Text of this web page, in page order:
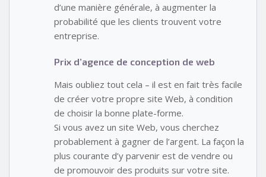
d’une manière générale, à augmenter la
probabilité que les clients trouvent votre
entreprise.
Prix d’agence de conception de web
Mais oubliez tout cela – il est en fait très facile
de créer votre propre site Web, à condition
de choisir la bonne plate-forme.
Si vous avez un site Web, vous cherchez
probablement à gagner de l’argent. La façon la
plus courante d’y parvenir est de vendre ou
de promouvoir des produits sur votre site.